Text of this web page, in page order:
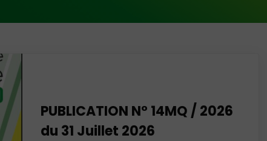
PUBLICATION N° 14MQ / 2026
du 31 Juillet 2026